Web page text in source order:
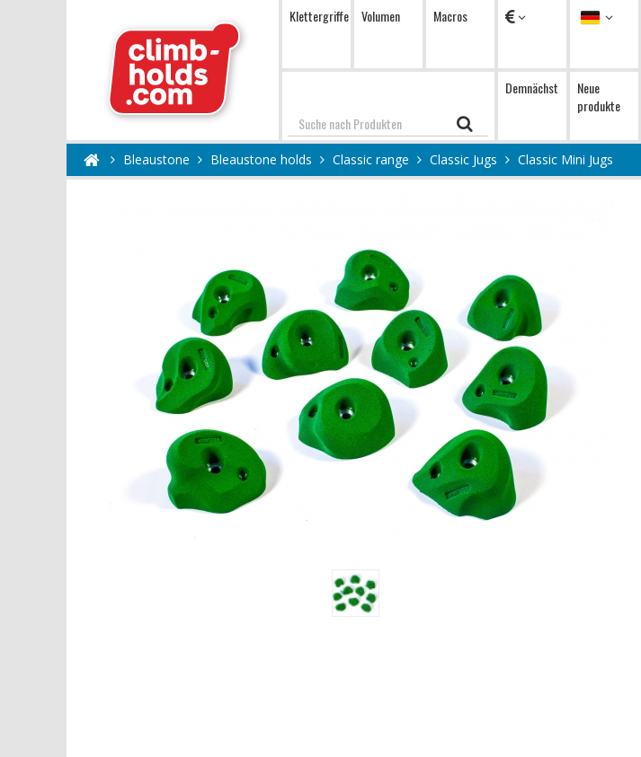
Klettergriffe Volumen Macros Währung Sprache
Suchen
Demnächst
Neue
produkte
Bleaustone Bleaustone holds Classic range Classic Jugs Classic Mini Jugs